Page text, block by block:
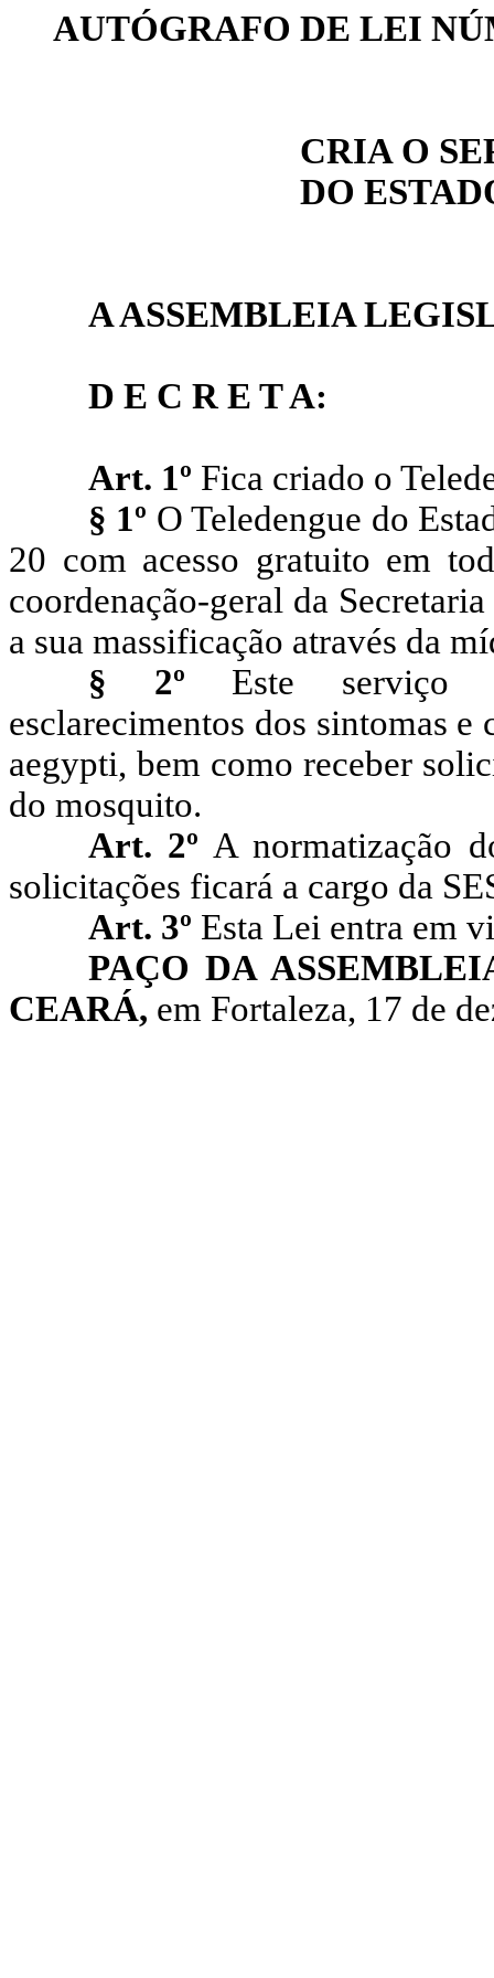
AUTÓGRAFO DE LEI
CRIA O
DO
A ASSEMBLEIA
D E C R E T A:
Art. 1º Fica criado o
§ 1º O Teledengue do
20 com acesso gratuito em
coordenação-geral da
a sua massificação através da
§ 2º Este serviço
esclarecimentos dos sintomas e
aegypti, bem como receber
do mosquito.
Art. 2º A normatização
solicitações ficará a cargo da
Art. 3º Esta Lei entra em
PAÇO DA
CEARÁ, em Fortaleza, 17 de